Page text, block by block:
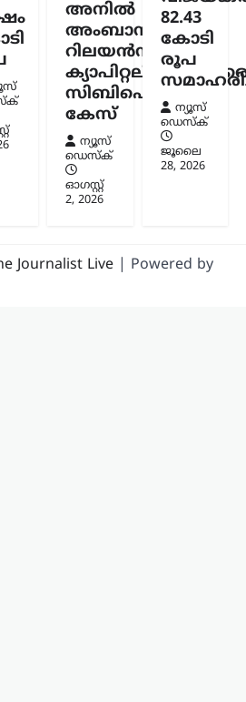
ന്യൂസ്
ബിജെപി
പക്ഷേ
യുഡിഎഫ്’;
എം.വി.
ഓഗസ്റ്റ്‌ 8, 2026
ബിജെപി
വി.ഡി.
സംസ്ഥാന സെക്രട്ടറി
അനിൽ
അംബാനിക്കും
റിലയൻസ്
സിബിഐ
കേസ്
ന്യൂസ്
ഡെസ്ക്
ഓഗസ്റ്റ്‌
2, 2026
82.43
കോടി
രൂപ
ന്യൂസ്
ഡെസ്ക്
ജൂലൈ
28, 2026
Journalist Live | Powered by